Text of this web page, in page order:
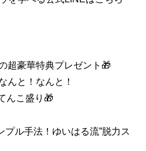
超豪華特典プレゼント🎁
と！なんと！
こ盛り🎁
ル手法！ゆいはる流”脱力ス